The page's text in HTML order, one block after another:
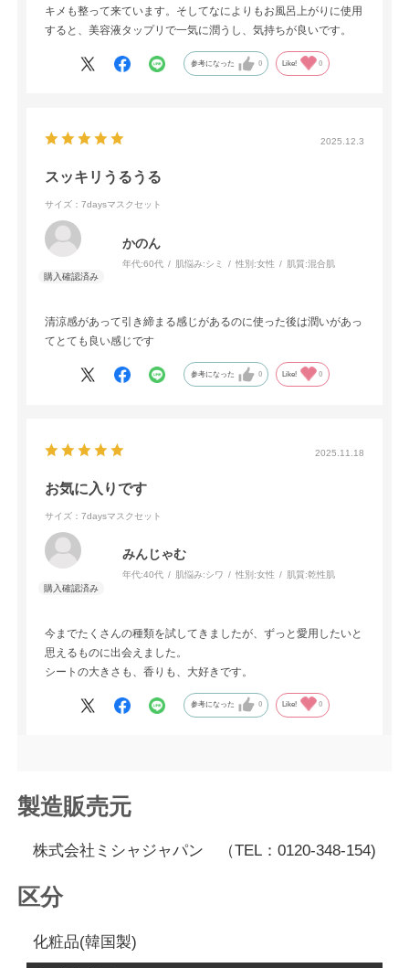
キメも整って来ています。そしてなによりもお風呂上がりに使用
すると、美容液タップリで一気に潤うし、気持ちが良いです。
参考になった 0 Like! 0
2025.12.3
スッキリうるうる
サイズ：7daysマスクセット
かのん
年代:60代 肌悩み:シミ 性別:女性 肌質:混合肌
清涼感があって引き締まる感じがあるのに使った後は潤いがあっ
てとても良い感じです
参考になった 0 Like! 0
2025.11.18
お気に入りです
サイズ：7daysマスクセット
みんじゃむ
年代:40代 肌悩み:シワ 性別:女性 肌質:乾性肌
今までたくさんの種類を試してきましたが、ずっと愛用したいと
思えるものに出会えました。
シートの大きさも、香りも、大好きです。
参考になった 0 Like! 0
製造販売元
株式会社ミシャジャパン （TEL：0120-348-154)
区分
化粧品(韓国製)